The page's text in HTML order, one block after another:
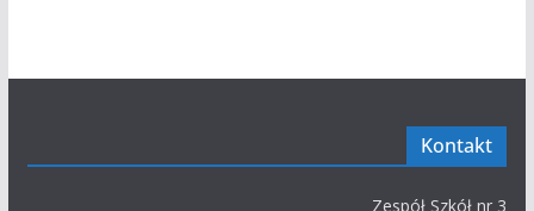
Kontakt
Zespół Szkół nr 3